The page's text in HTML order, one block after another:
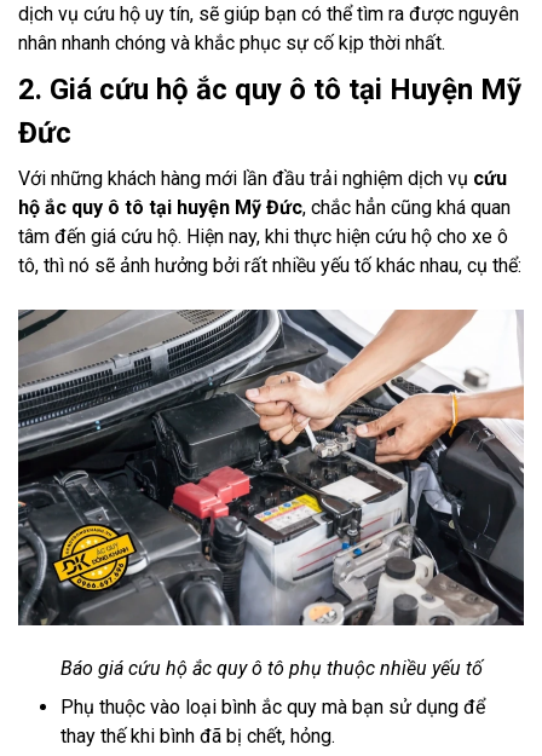
dịch vụ cứu hộ uy tín, sẽ giúp bạn có thể tìm ra được nguyên
nhân nhanh chóng và khắc phục sự cố kịp thời nhất.
2. Giá cứu hộ ắc quy ô tô tại Huyện Mỹ
Đức
Với những khách hàng mới lần đầu trải nghiệm dịch vụ cứu
hộ ắc quy ô tô tại huyện Mỹ Đức, chắc hẳn cũng khá quan
tâm đến giá cứu hộ. Hiện nay, khi thực hiện cứu hộ cho xe ô
tô, thì nó sẽ ảnh hưởng bởi rất nhiều yếu tố khác nhau, cụ thể:
Báo giá cứu hộ ắc quy ô tô phụ thuộc nhiều yếu tố
Phụ thuộc vào loại bình ắc quy mà bạn sử dụng để
thay thế khi bình đã bị chết, hỏng.